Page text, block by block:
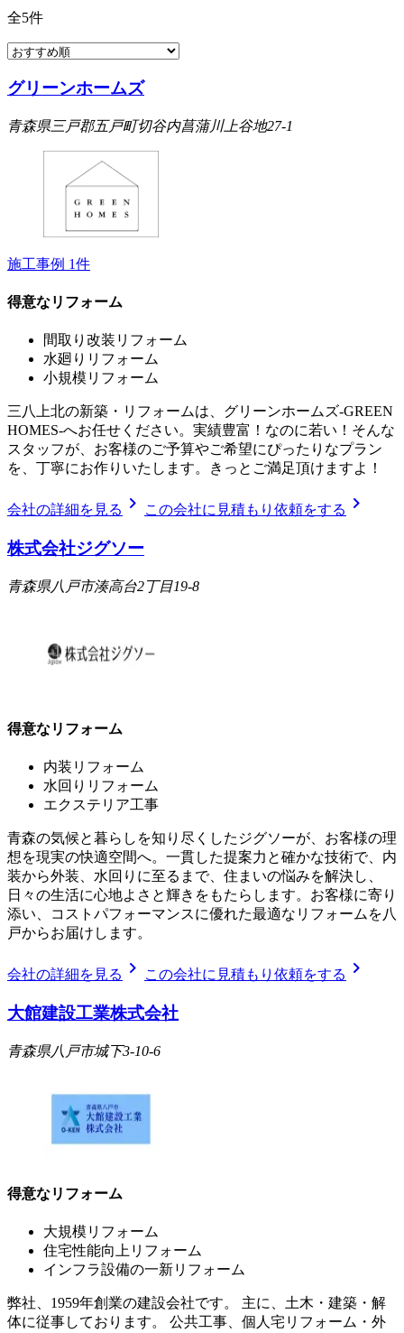
全5件
グリーンホームズ
青森県三戸郡五戸町切谷内菖蒲川上谷地27-1
施工事例 1件
得意なリフォーム
間取り改装リフォーム
水廻りリフォーム
小規模リフォーム
三八上北の新築・リフォームは、グリーンホームズ‐GREEN
HOMES‐へお任せください。実績豊富！なのに若い！そんな
スタッフが、お客様のご予算やご希望にぴったりなプラン
を、丁寧にお作りいたします。きっとご満足頂けますよ！
会社の詳細を見る chevron_right この会社に見積もり依頼をする chevron_right
株式会社ジグソー
青森県八戸市湊高台2丁目19-8
得意なリフォーム
内装リフォーム
水回りリフォーム
エクステリア工事
青森の気候と暮らしを知り尽くしたジグソーが、お客様の理
想を現実の快適空間へ。一貫した提案力と確かな技術で、内
装から外装、水回りに至るまで、住まいの悩みを解決し、
日々の生活に心地よさと輝きをもたらします。お客様に寄り
添い、コストパフォーマンスに優れた最適なリフォームを八
戸からお届けします。
会社の詳細を見る chevron_right この会社に見積もり依頼をする chevron_right
大館建設工業株式会社
青森県八戸市城下3-10-6
得意なリフォーム
大規模リフォーム
住宅性能向上リフォーム
インフラ設備の一新リフォーム
弊社、1959年創業の建設会社です。 主に、土木・建築・解
体に従事しております。 公共工事、個人宅リフォーム・外